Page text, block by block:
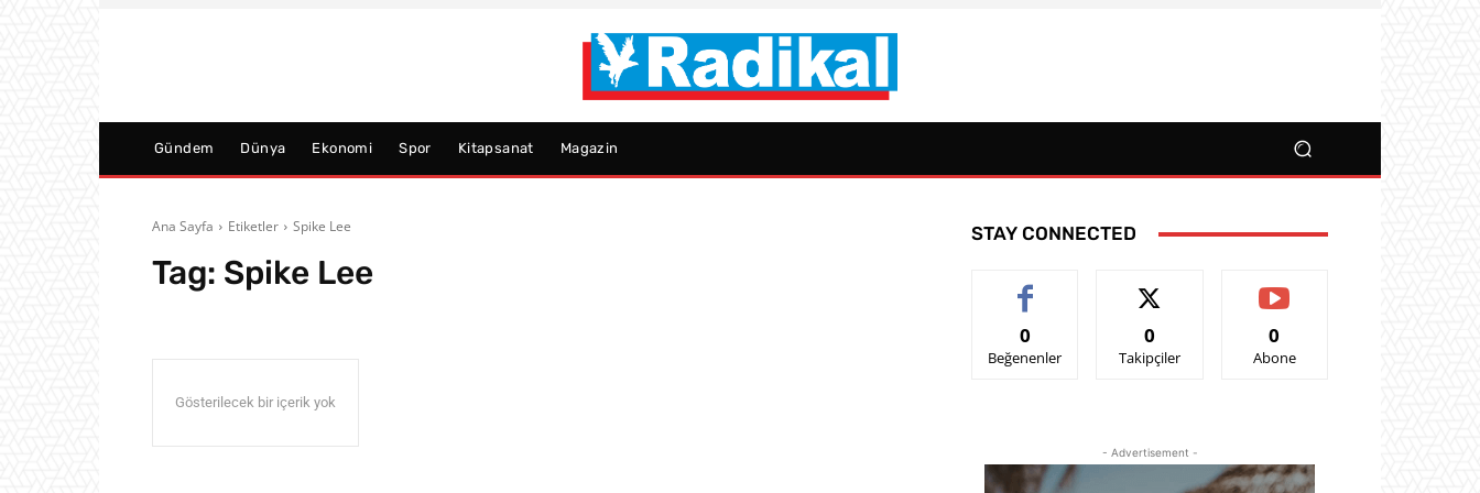
Gündem Dünya Ekonomi Spor Kitapsanat Magazin
Ana Sayfa Etiketler Spike Lee
Tag: Spike Lee
Gösterilecek bir içerik yok
STAY CONNECTED
0
Beğenenler
0
Takipçiler
0
Abone
- Advertisement -